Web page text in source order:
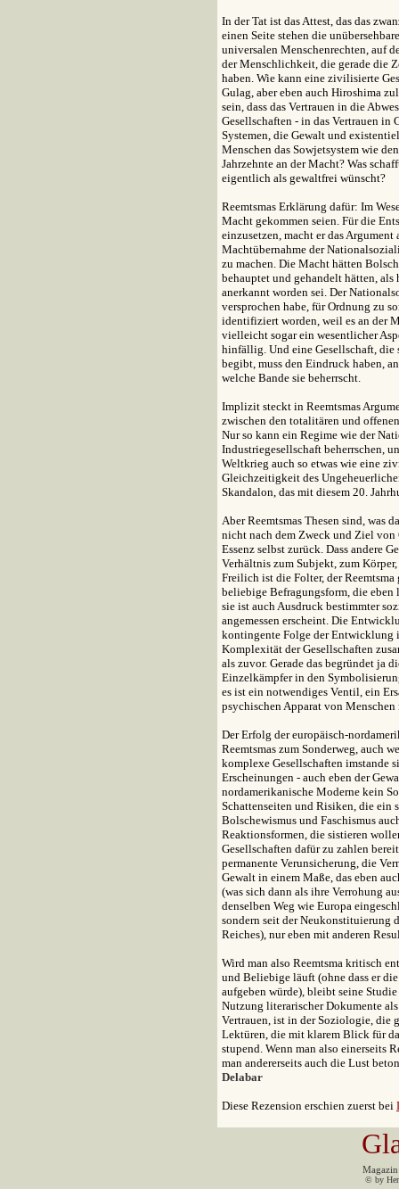
In der Tat ist das Attest, das das
einen Seite stehen die
universalen Menschenrechten, auf
der Menschlichkeit, die gerade die
haben. Wie kann eine zivilisierte
Gulag, aber eben auch Hiroshima
sein, dass das Vertrauen in die
Gesellschaften - in das Vertrauen in
Systemen, die Gewalt und
Menschen das Sowjetsystem wie
Jahrzehnte an der Macht? Was
eigentlich als gewaltfrei wünscht?
Reemtsmas Erklärung dafür: Im
Macht gekommen seien. Für die
einzusetzen, macht er das
Machtübernahme der
zu machen. Die Macht hätten
behauptet und gehandelt hätten, als
anerkannt worden sei. Der
versprochen habe, für Ordnung zu
identifiziert worden, weil es an der
vielleicht sogar ein wesentlicher
hinfällig. Und eine Gesellschaft,
begibt, muss den Eindruck haben,
welche Bande sie beherrscht.
Implizit steckt in Reemtsmas
zwischen den totalitären und
Nur so kann ein Regime wie der
Industriegesellschaft beherrschen,
Weltkrieg auch so etwas wie eine
Gleichzeitigkeit des
Skandalon, das mit diesem 20.
Aber Reemtsmas Thesen sind, was
nicht nach dem Zweck und Ziel
Essenz selbst zurück. Dass andere
Verhältnis zum Subjekt, zum
Freilich ist die Folter, der
beliebige Befragungsform, die eben
sie ist auch Ausdruck bestimmter
angemessen erscheint. Die
kontingente Folge der Entwicklung
Komplexität der Gesellschaften
als zuvor. Gerade das begründet ja
Einzelkämpfer in den
es ist ein notwendiges Ventil, ein
psychischen Apparat von
Der Erfolg der europäisch-
Reemtsmas zum Sonderweg, auch
komplexe Gesellschaften imstande
Erscheinungen - auch eben der
nordamerikanische Moderne kein
Schattenseiten und Risiken, die ein
Bolschewismus und Faschismus
Reaktionsformen, die sistieren
Gesellschaften dafür zu zahlen
permanente Verunsicherung, die
Gewalt in einem Maße, das eben
(was sich dann als ihre Verrohung
denselben Weg wie Europa
sondern seit der Neukonstituierung
Reiches), nur eben mit anderen
Wird man also Reemtsma kritisch
und Beliebige läuft (ohne dass er
aufgeben würde), bleibt seine
Nutzung literarischer Dokumente
Vertrauen, ist in der Soziologie, die
Lektüren, die mit klarem Blick für
stupend. Wenn man also einerseits
man andererseits auch die Lust
Delabar
Diese Rezension erschien zuerst bei
G
© by